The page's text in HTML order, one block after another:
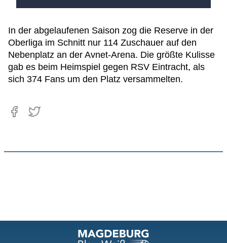
In der abgelaufenen Saison zog die Reserve in der
Oberliga im Schnitt nur 114 Zuschauer auf den
Nebenplatz an der Avnet-Arena. Die größte Kulisse
gab es beim Heimspiel gegen RSV Eintracht, als
sich 374 Fans um den Platz versammelten.